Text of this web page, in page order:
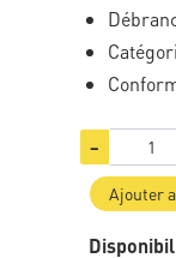
−
Ajouter